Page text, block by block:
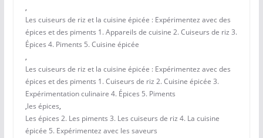
,
Les cuiseurs de riz et la cuisine épicée : Expérimentez avec des
épices et des piments 1. Appareils de cuisine 2. Cuiseurs de riz 3.
Épices 4. Piments 5. Cuisine épicée
,
Les cuiseurs de riz et la cuisine épicée : Expérimentez avec des
épices et des piments 1. Cuiseurs de riz 2. Cuisine épicée 3.
Expérimentation culinaire 4. Épices 5. Piments
,les épices,
Les épices 2. Les piments 3. Les cuiseurs de riz 4. La cuisine
épicée 5. Expérimentez avec les saveurs